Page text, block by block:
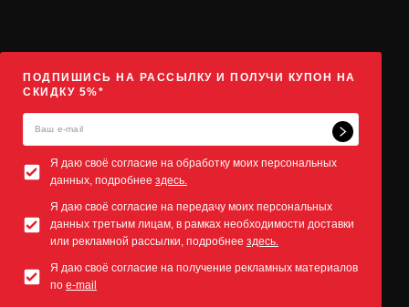
ПОДПИШИСЬ НА РАССЫЛКУ И ПОЛУЧИ КУПОН НА
СКИДКУ 5%*
Я даю своё согласие на обработку моих персональных
данных, подробнее здесь.
Я даю своё согласие на передачу моих персональных
данных третьим лицам, в рамках необходимости доставки
или рекламной рассылки, подробнее здесь.
Я даю своё согласие на получение рекламных материалов
по e-mail